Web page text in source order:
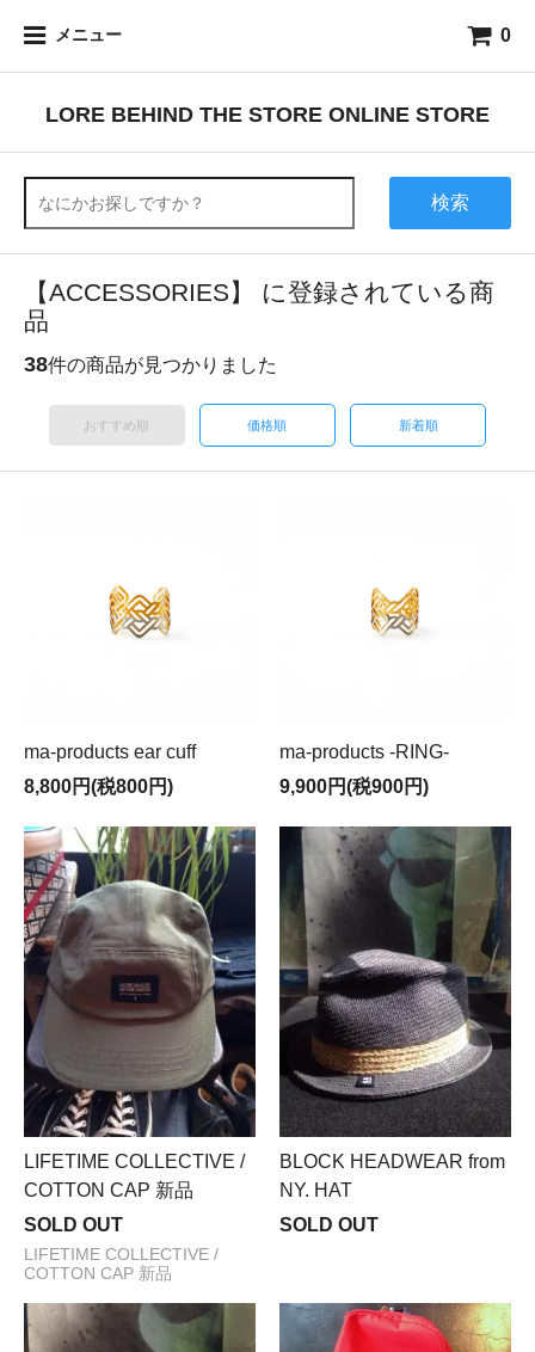
メニュー 0
LORE BEHIND THE STORE ONLINE STORE
検索
【ACCESSORIES】 に登録されている商
品
38件の商品が見つかりました
おすすめ順 価格順 新着順
ma-products ear cuff
8,800円(税800円)
ma-products -RING-
9,900円(税900円)
LIFETIME COLLECTIVE /
COTTON CAP 新品
SOLD OUT
LIFETIME COLLECTIVE /
COTTON CAP 新品
BLOCK HEADWEAR from
NY. HAT
SOLD OUT